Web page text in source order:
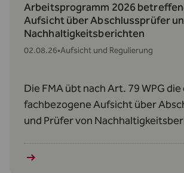
Arbeitsprogramm 2026
Aufsicht über Abschlussprüfer
Nachhaltigkeitsberichten
02.08.26•Aufsicht und Regulierung
Die FMA übt nach Art. 79 WPG
fachbezogene Aufsicht über
und Prüfer von